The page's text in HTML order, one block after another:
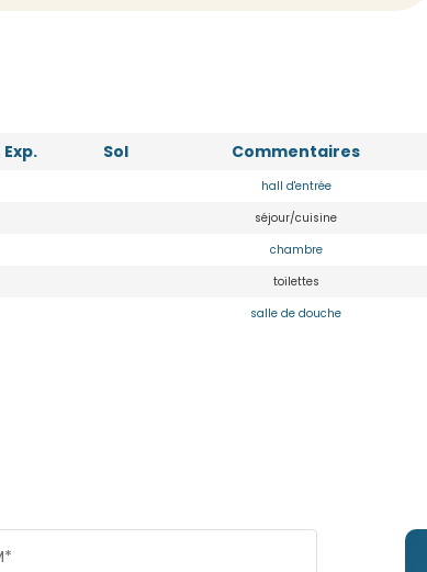
Exp. Sol Commentaires
hall d'entrée
séjour/cuisine
chambre
toilettes
salle de douche